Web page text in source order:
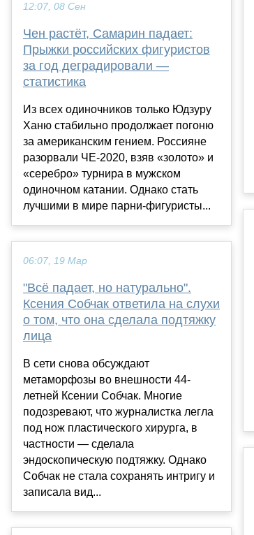
12:07, 08 Сен
Чен растёт, Самарин падает:
Прыжки российских фигуристов
за год деградировали —
статистика
Из всех одиночников только Юдзуру
Ханю стабильно продолжает погоню
за американским гением. Россияне
разорвали ЧЕ-2020, взяв «золото» и
«серебро» турнира в мужском
одиночном катании. Однако стать
лучшими в мире парни-фигуристы...
06:07, 19 Мар
"Всё падает, но натурально".
Ксения Собчак ответила на слухи
о том, что она сделала подтяжку
лица
В сети снова обсуждают
метаморфозы во внешности 44-
летней Ксении Собчак. Многие
подозревают, что журналистка легла
под нож пластического хирурга, в
частности — сделала
эндоскопическую подтяжку. Однако
Собчак не стала сохранять интригу и
записала вид...